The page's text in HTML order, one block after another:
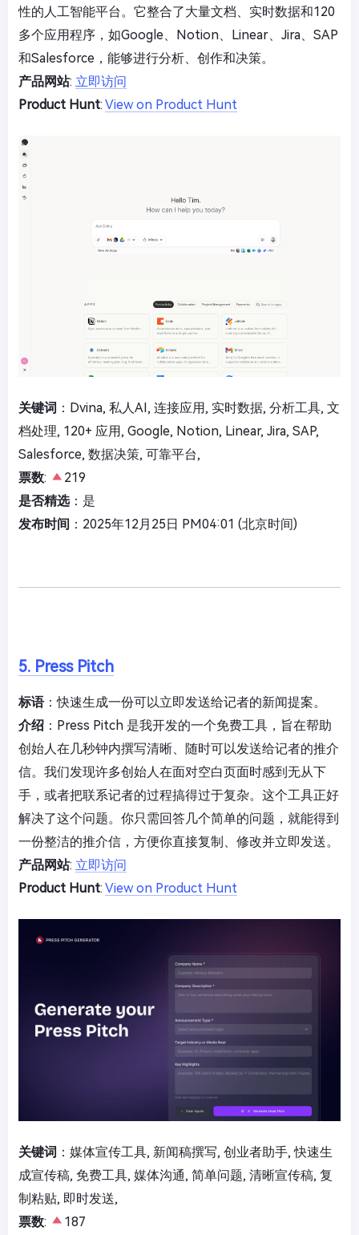
性的人工智能平台。它整合了大量文档、实时数据和120
多个应用程序，如Google、Notion、Linear、Jira、SAP
和Salesforce，能够进行分析、创作和决策。
产品网站: 立即访问
Product Hunt: View on Product Hunt
关键词 ：Dvina, 私人AI, 连接应用, 实时数据, 分析工具, 文
档处理, 120+ 应用, Google, Notion, Linear, Jira, SAP,
Salesforce, 数据决策, 可靠平台,
票数:
219
是否精选：是
发布时间 ：2025年12月25日 PM04:01 (北京时间)
5. Press Pitch
标语：快速生成一份可以立即发送给记者的新闻提案。
介绍 ：Press Pitch 是我开发的一个免费工具，旨在帮助
创始人在几秒钟内撰写清晰、随时可以发送给记者的推介
信。我们发现许多创始人在面对空白页面时感到无从下
手，或者把联系记者的过程搞得过于复杂。这个工具正好
解决了这个问题。你只需回答几个简单的问题，就能得到
一份整洁的推介信，方便你直接复制、修改并立即发送。
产品网站: 立即访问
Product Hunt: View on Product Hunt
关键词 ：媒体宣传工具, 新闻稿撰写, 创业者助手, 快速生
成宣传稿, 免费工具, 媒体沟通, 简单问题, 清晰宣传稿, 复
制粘贴, 即时发送,
票数:
187